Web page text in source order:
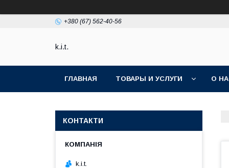
+380 (67) 562-40-56
k.i.t.
ГЛАВНАЯ ТОВАРЫ И УСЛУГИ О
КОНТАКТИ
k.i.t.